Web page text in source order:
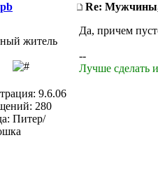
Re:
житель
9.6.06
280
Питер/
Да, причем
--
Лучше сделать